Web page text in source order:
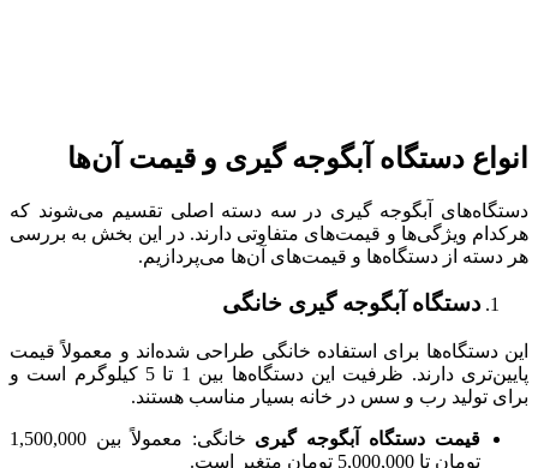
انواع دستگاه آبگوجه گیری و قیمت آن‌ها
دستگاه‌های آبگوجه گیری در سه دسته اصلی تقسیم می‌شوند که
هرکدام ویژگی‌ها و قیمت‌های متفاوتی دارند. در این بخش به بررسی
هر دسته از دستگاه‌ها و قیمت‌های آن‌ها می‌پردازیم.
دستگاه آبگوجه گیری خانگی
این دستگاه‌ها برای استفاده خانگی طراحی شده‌اند و معمولاً قیمت
پایین‌تری دارند. ظرفیت این دستگاه‌ها بین 1 تا 5 کیلوگرم است و
برای تولید رب و سس در خانه بسیار مناسب هستند.
قیمت دستگاه آبگوجه گیری
خانگی: معمولاً بین 1,500,000
تومان تا 5,000,000 تومان متغیر است.